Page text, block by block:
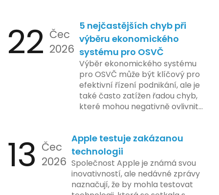
22 Čec
2026
5 nejčastějších chyb při
výběru ekonomického
systému pro OSVČ
Výběr ekonomického systému
pro OSVČ může být klíčový pro
efektivní řízení podnikání, ale je
také často zatížen řadou chyb,
které mohou negativně ovlivnit
by se podnikatelé měli vyvarovat.
13 Čec
2026
Apple testuje zakázanou
technologii
Společnost Apple je známá svou
inovativností, ale nedávné zprávy
naznačují, že by mohla testovat